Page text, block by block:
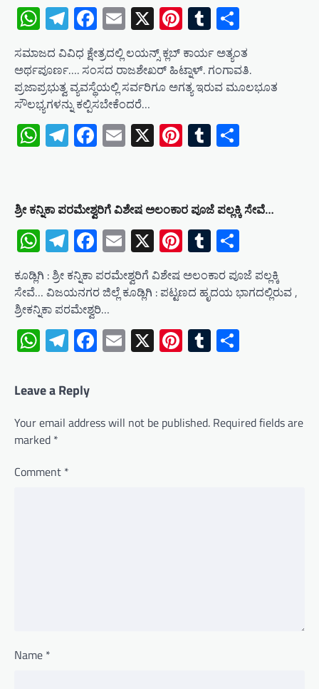
WhatsApp
Telegram
Facebook
Email
X Pinterest
Tumblr
ಸಮಾಜದ ವಿವಿಧ ಕ್ಷೇತ್ರದಲ್ಲಿ ಲಯನ್ಸ್ ಕ್ಲಬ್ ಕಾರ್ಯ ಅತ್ಯಂತ
ಅರ್ಥಪೂರ್ಣ…. ಸಂಸದ ರಾಜಶೇಖರ್ ಹಿಟ್ನಾಳ್. ಗಂಗಾವತಿ.
ಪ್ರಜಾಪ್ರಭುತ್ವ ವ್ಯವಸ್ಥೆಯಲ್ಲಿ ಸರ್ವರಿಗೂ ಅಗತ್ಯ ಇರುವ ಮೂಲಭೂತ
ಸೌಲಭ್ಯಗಳನ್ನು ಕಲ್ಪಿಸಬೇಕೆಂದರೆ…
WhatsApp
Telegram
Facebook
Email
X Pinterest
Tumblr
ಶ್ರೀ ಕನ್ನಿಕಾ ಪರಮೇಶ್ವರಿಗೆ ವಿಶೇಷ ಅಲಂಕಾರ ಪೂಜೆ ಪಲ್ಲಕ್ಕಿ ಸೇವೆ…
WhatsApp
Telegram
Facebook
Email
X Pinterest
Tumblr
ಕೂಡ್ಲಿಗಿ : ಶ್ರೀ ಕನ್ನಿಕಾ ಪರಮೇಶ್ವರಿಗೆ ವಿಶೇಷ ಅಲಂಕಾರ ಪೂಜೆ ಪಲ್ಲಕ್ಕಿ
ಸೇವೆ… ವಿಜಯನಗರ ಜಿಲ್ಲೆ ಕೂಡ್ಲಿಗಿ : ಪಟ್ಟಣದ ಹೃದಯ ಭಾಗದಲ್ಲಿರುವ ,
ಶ್ರೀಕನ್ನಿಕಾ ಪರಮೇಶ್ವರಿ…
WhatsApp
Telegram
Facebook
Email
X Pinterest
Tumblr
Leave a Reply
Your email address will not be published. Required fields are
marked *
Comment *
Name *